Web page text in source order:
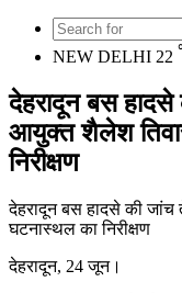
NEW DELHI 22
देहरादून बस
आयुक्त शैलेश
निरीक्षण
देहरादून बस हादसे की
घटनास्थल का निरीक्षण
देहरादून, 24 जून।